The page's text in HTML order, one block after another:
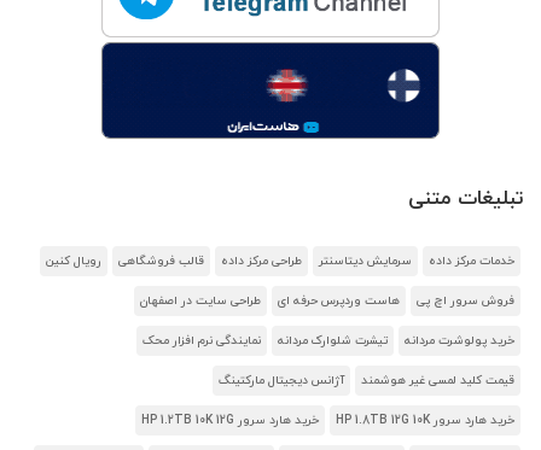
تبلیغات متنی
خدمات مرکز داده سرمایش دیتاسنتر طراحی مرکز داده قالب فروشگاهی رویال کنین
فروش سرور اچ پی هاست وردپرس حرفه ای طراحی سایت در اصفهان
خرید پولوشرت مردانه تیشرت شلوارک مردانه نمایندگی نرم افزار محک
قیمت کلید لمسی غیر هوشمند آژانس دیجیتال مارکتینگ
خرید هارد سرور HP 1.8TB 12G 10K خرید هارد سرور HP 1.2TB 10K 12G